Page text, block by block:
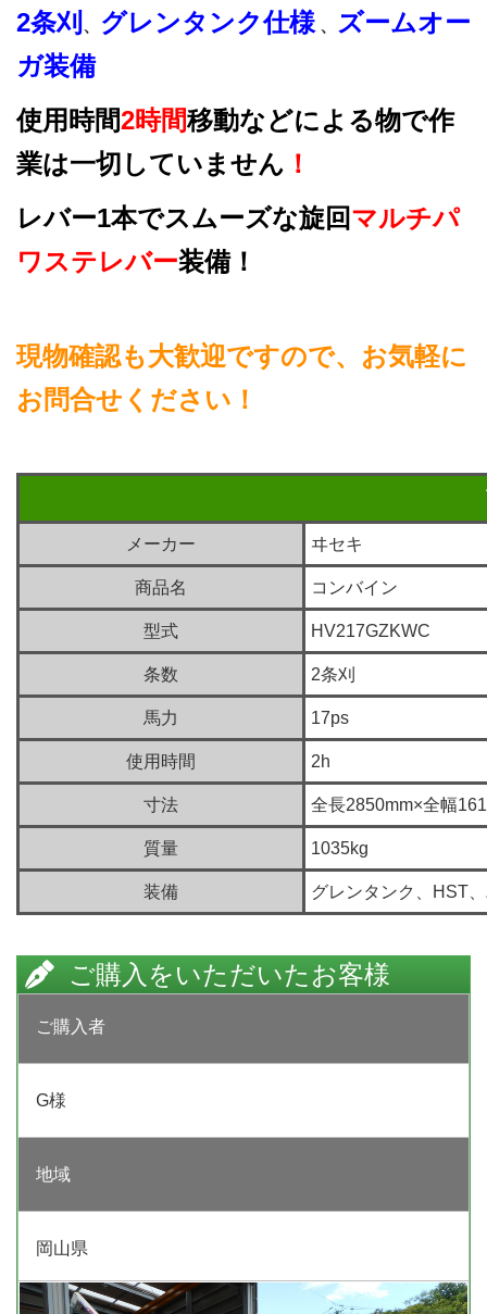
2条刈 、 グレンタンク仕様 、
ズームオー
ガ装備
使用時間2時間移動などによる物で作
業は一切していません ！
レバー1本でスムーズな旋回マルチパ
ワステレバー装備！
現物確認も大歓迎ですので、お気軽に
お問合せください！
メーカー ヰセキ
商品名 コンバイン
型式 HV217GZKWC
条数 2条刈
馬力 17ps
使用時間 2h
寸法 全長2850mm×全幅
質量 1035kg
装備 グレンタンク、HST
ご購入をいただいたお客様
ご購入者
G様
地域
岡山県